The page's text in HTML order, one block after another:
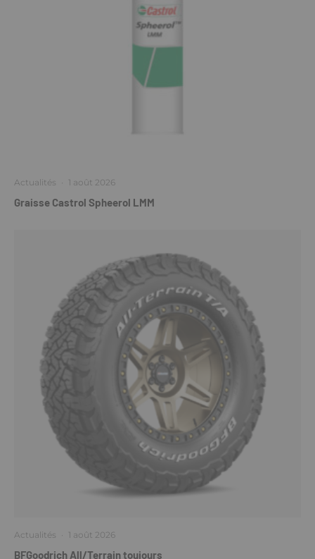
Actualités · 1 août 2026
Graisse Castrol Spheerol LMM
Actualités · 1 août 2026
BFGoodrich All/Terrain toujours